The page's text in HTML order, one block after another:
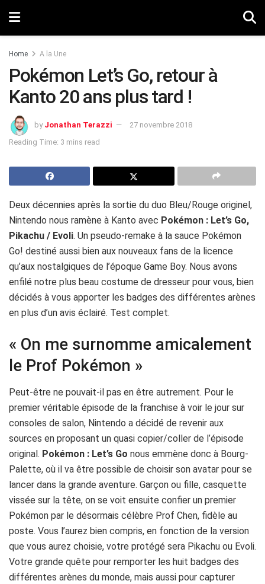
Home A la Une
Pokémon Let’s Go, retour à
Kanto 20 ans plus tard !
by Jonathan Terazzi
27 novembre 2018
Reading Time: 3 mins read
Deux décennies après la sortie du duo Bleu/Rouge originel,
Nintendo nous ramène à Kanto avec Pokémon : Let’s Go,
Pikachu / Evoli. Un pseudo-remake à la sauce Pokémon
Go! destiné aussi bien aux nouveaux fans de la licence
qu’aux nostalgiques de l’époque Game Boy. Nous avons
enfilé notre plus beau costume de dresseur pour vous, bien
décidés à vous apporter les badges des différentes arènes
en plus d’un avis éclairé. Test complet.
« On me surnomme amicalement
le Prof Pokémon »
Peut-être ne pouvait-il pas en être autrement. Pour le
premier véritable épisode de la franchise à voir le jour sur
consoles de salon, Nintendo a décidé de revenir aux
sources en proposant un quasi copier/coller de l’épisode
original. Pokémon : Let’s Go nous emmène donc à Bourg-
Palette, où il va être possible de choisir son avatar pour se
lancer dans la grande aventure. Garçon ou fille, casquette
vissée sur la tête, on se voit ensuite confier un premier
Pokémon par le désormais célèbre Prof Chen, fidèle au
poste. Vous l’aurez bien compris, en fonction de la version
que vous aurez choisie, votre protégé sera Pikachu ou Evoli.
Votre grande quête pour remporter les huit badges des
différentes arènes du monde, mais aussi pour capturer